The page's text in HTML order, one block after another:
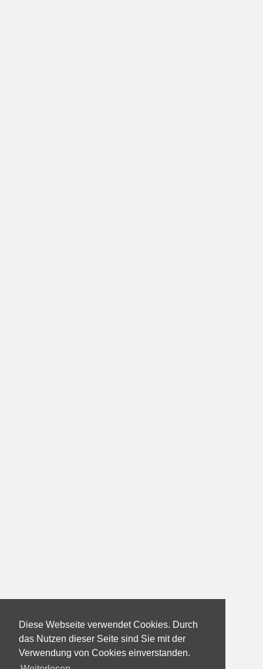
Diese Webseite verwendet Cookies. Durch
das Nutzen dieser Seite sind Sie mit der
Verwendung von Cookies einverstanden.